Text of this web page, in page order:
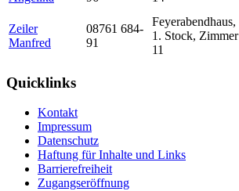
Zeiler
Manfred
08761 684-
91
Feyerabendhaus,
1. Stock, Zimmer
11
Quicklinks
Kontakt
Impressum
Datenschutz
Haftung für Inhalte und Links
Barrierefreiheit
Zugangseröffnung